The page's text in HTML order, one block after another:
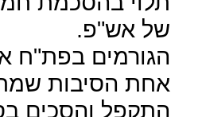
של אש"פ.
הגורמים בפת"ח
אחת הסיבות
התקפל והסכים